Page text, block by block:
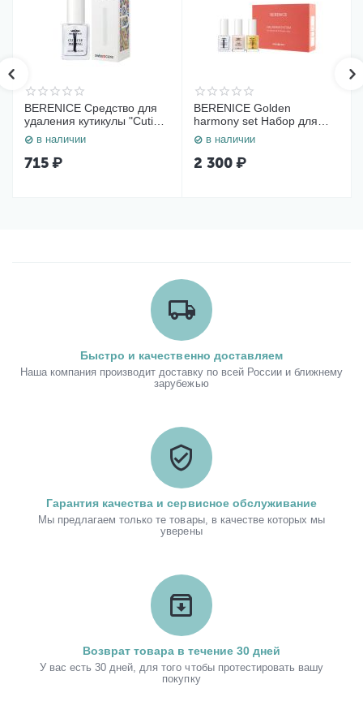
BERENICE Средство для
удаления кутикулы "Cuticle
Remover" NEW
в наличии
715₽
BERENICE Golden
harmony set Набор для
восстановления и
укрепления ногтей (Cuticle
peeling 15 ml, Time reverse
в наличии
2 300₽
Быстро и качественно доставляем
Наша компания производит доставку по всей России и ближнему
зарубежью
Гарантия качества и сервисное обслуживание
Мы предлагаем только те товары, в качестве которых мы
уверены
Возврат товара в течение 30 дней
У вас есть 30 дней, для того чтобы протестировать вашу
покупку